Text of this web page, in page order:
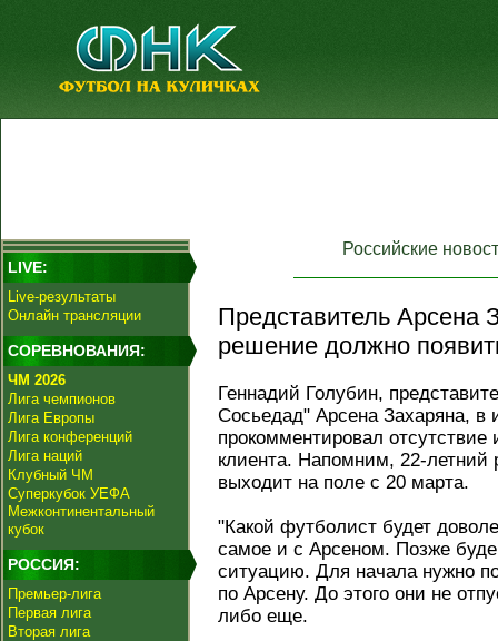
LIVE:
Live-результаты
Онлайн трансляции
СОРЕВНОВАНИЯ:
ЧМ 2026
Лига чемпионов
Лига Европы
Лига конференций
Лига наций
Клубный ЧМ
Суперкубок УЕФА
Межконтинентальный
кубок
РОССИЯ:
Премьер-лига
Первая лига
Вторая лига
Российские
Представитель Арсена
решение должно
Геннадий Голубин,
Сосьедад" Арсена Захаряна, в
прокомментировал отсутствие
клиента. Напомним, 22-летний
выходит на поле с 20 марта.
"Какой футболист будет
самое и с Арсеном. Позже
ситуацию. Для начала нужно
по Арсену. До этого они не
либо еще.